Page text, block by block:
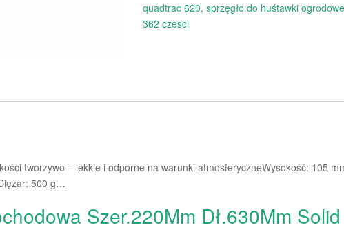
quadtrac 620, sprzęgło do huśtawki
362 czesci
tworzywo – lekkie i odporne na warunki atmosferyczneWysokość: 105
500 g…
Szer.220Mm Dł.630Mm Solid